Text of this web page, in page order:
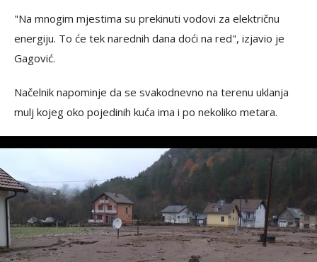
"Na mnogim mjestima su prekinuti vodovi za električnu
energiju. To će tek narednih dana doći na red", izjavio je
Gagović.
Načelnik napominje da se svakodnevno na terenu uklanja
mulj kojeg oko pojedinih kuća ima i po nekoliko metara.